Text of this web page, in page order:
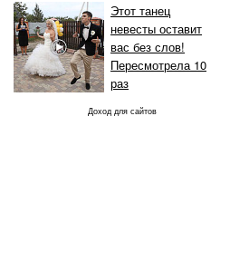
Этот танец
невесты оставит
вас без слов!
Пересмотрела 10
раз
Доход для сайтов